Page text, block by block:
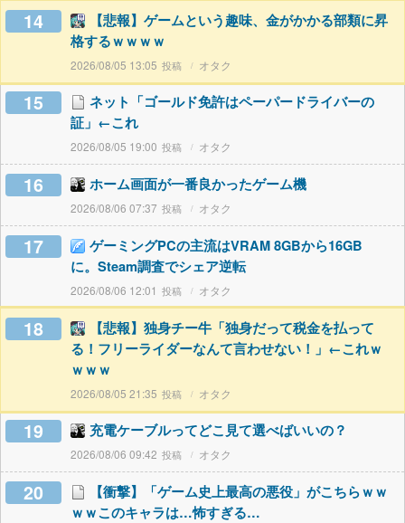
14
【悲報】ゲームという趣味、金がかかる部類に昇
格するｗｗｗｗ
2026/08/05 13:05 オタク
15
ネット「ゴールド免許はペーパードライバーの
証」←これ
2026/08/05 19:00 オタク
16 ホーム画面が一番良かったゲーム機
2026/08/06 07:37 オタク
17
ゲーミングPCの主流はVRAM 8GBから16GB
に。Steam調査でシェア逆転
2026/08/06 12:01 オタク
18
【悲報】独身チー牛「独身だって税金を払って
る！フリーライダーなんて言わせない！」←これｗ
ｗｗｗ
2026/08/05 21:35 オタク
19 充電ケーブルってどこ見て選べばいいの？
2026/08/06 09:42 オタク
20
【衝撃】「ゲーム史上最高の悪役」がこちらｗｗ
ｗｗこのキャラは…怖すぎる…